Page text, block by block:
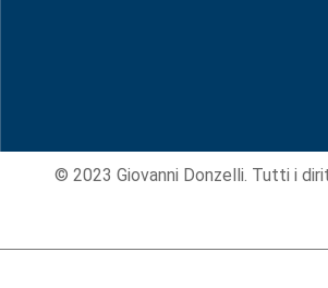
© 2023 Giovanni Donzelli. Tutti i